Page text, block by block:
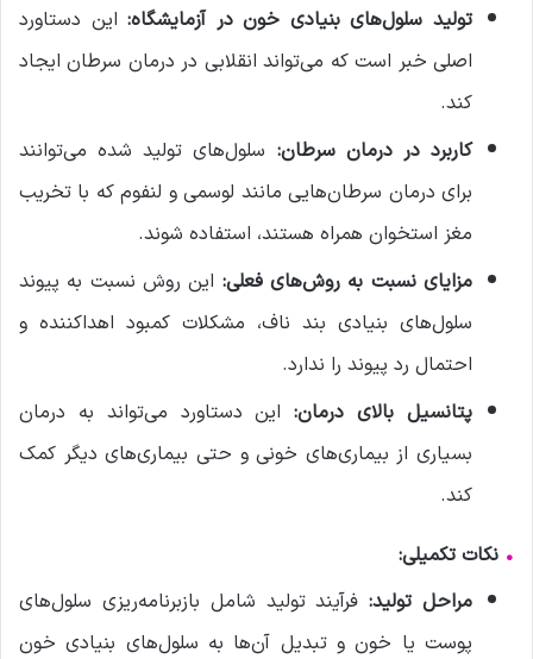
تولید سلول‌های بنیادی خون در آزمایشگاه:این دستاورد
اصلی خبر است که می‌تواند انقلابی در درمان سرطان ایجاد
کند.
کاربرد در درمان سرطان: سلول‌های تولید شده می‌توانند
برای درمان سرطان‌هایی مانند لوسمی و لنفوم که با تخریب
مغز استخوان همراه هستند، استفاده شوند.
مزایای نسبت به روش‌های فعلی: این روش نسبت به پیوند
سلول‌های بنیادی بند ناف، مشکلات کمبود اهداکننده و
احتمال رد پیوند را ندارد.
پتانسیل بالای درمان:این دستاورد می‌تواند به درمان
بسیاری از بیماری‌های خونی و حتی بیماری‌های دیگر کمک
کند.
• نکاتتکمیلی:
مراحل تولید:فرآیند تولید شامل بازبرنامه‌ریزی سلول‌های
پوست یا خون و تبدیل آن‌ها به سلول‌های بنیادی خون